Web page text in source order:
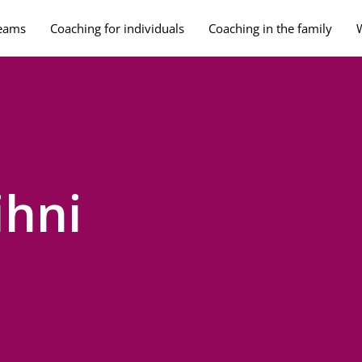
Coaching for individuals Coaching in the family